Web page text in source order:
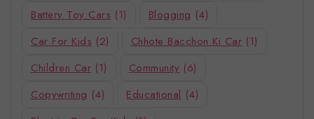
Battery Toy Cars (1) Blogging (4)
Car For Kids (2) Chhote Bacchon Ki Car (1)
Children Car (1) Community (6)
Copywriting (4) Educational (4)